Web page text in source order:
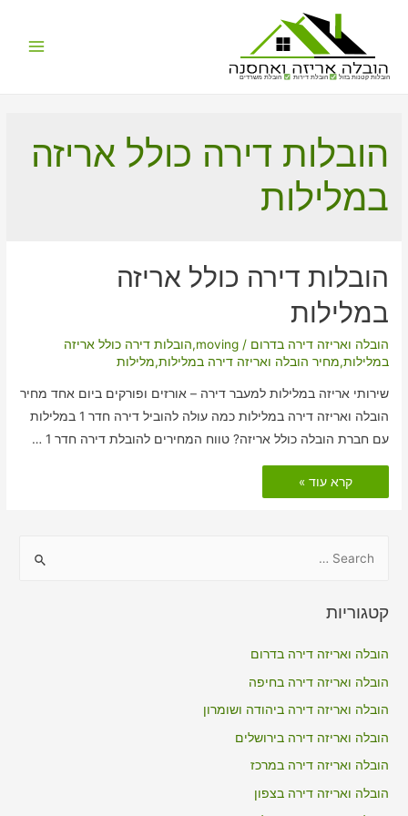
הובלות קטנות בזול הובלת דירות הובלת משרדים
הובלות דירה כולל אריזה
במלילות
הובלות דירה כולל אריזה
במלילות
הובלה ואריזה דירה בדרום /
moving
,הובלות דירה כולל אריזה
במלילות,מחיר הובלה ואריזה דירה במלילות,מלילות
שירותי אריזה במלילות למעבר דירה – אורזים ופורקים ביום אחד מחיר
הובלה ואריזה דירה במלילות כמה עולה להוביל דירה חדר 1 במלילות
עם חברת הובלה כולל אריזה? טווח המחירים להובלת דירה חדר 1 …
הובלות
דירה
כולל
קרא עוד »
r
o
r
:
קטגוריות
הובלה ואריזה דירה בדרום
הובלה ואריזה דירה בחיפה
הובלה ואריזה דירה ביהודה ושומרון
הובלה ואריזה דירה בירושלים
הובלה ואריזה דירה במרכז
הובלה ואריזה דירה בצפון